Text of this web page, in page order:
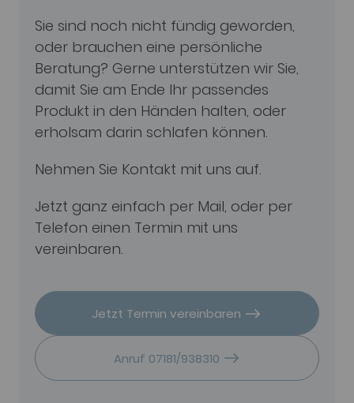
Sie sind noch nicht fündig geworden,
oder brauchen eine persönliche
Beratung? Gerne unterstützen wir Sie,
damit Sie am Ende Ihr passendes
Produkt in den Händen halten, oder
erholsam darin schlafen können.
Nehmen Sie Kontakt mit uns auf.
Jetzt ganz einfach per Mail, oder per
Telefon einen Termin mit uns
vereinbaren.
Jetzt Termin vereinbaren
Anruf 07181/938310